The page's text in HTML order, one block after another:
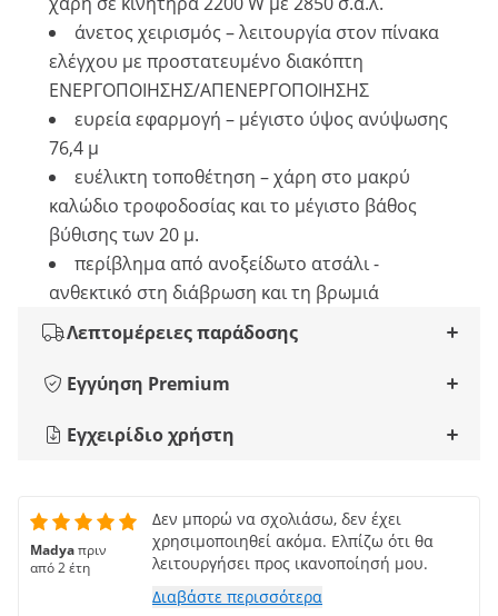
άνετος χειρισμός – λειτουργία στον πίνακα
ελέγχου με προστατευμένο διακόπτη
ΕΝΕΡΓΟΠΟΙΗΣΗΣ/ΑΠΕΝΕΡΓΟΠΟΙΗΣΗΣ
ευρεία εφαρμογή – μέγιστο ύψος ανύψωσης
76,4 μ
ευέλικτη τοποθέτηση – χάρη στο μακρύ
καλώδιο τροφοδοσίας και το μέγιστο βάθος
βύθισης των 20 μ.
περίβλημα από ανοξείδωτο ατσάλι -
ανθεκτικό στη διάβρωση και τη βρωμιά
Λεπτομέρειες παράδοσης
Εγγύηση Premium
Εγχειρίδιο χρήστη
Madyaπριν
από 2 έτη
Δεν μπορώ να σχολιάσω, δεν έχει
χρησιμοποιηθεί ακόμα. Ελπίζω ότι θα
λειτουργήσει προς ικανοποίησή μου.
Διαβάστε περισσότερα